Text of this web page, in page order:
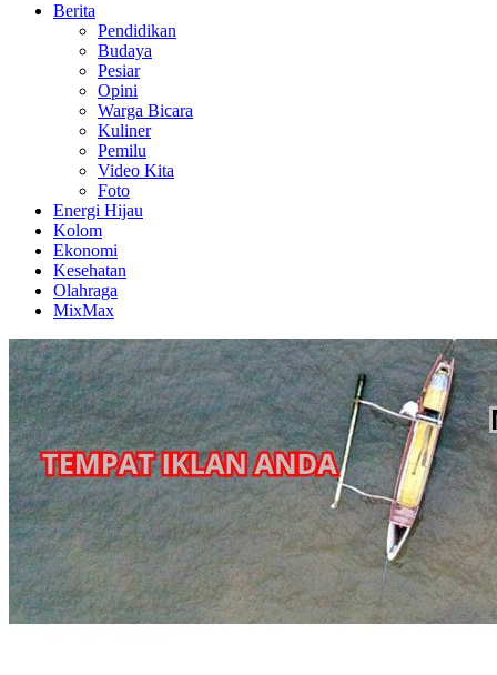
Berita
Pendidikan
Budaya
Pesiar
Opini
Warga Bicara
Kuliner
Pemilu
Video Kita
Foto
Energi Hijau
Kolom
Ekonomi
Kesehatan
Olahraga
MixMax